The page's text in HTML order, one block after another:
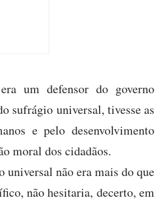
um defensor do governo
sufrágio universal, tivesse as
e pelo desenvolvimento
moral dos cidadãos.
universal não era mais do que
não hesitaria, decerto, em